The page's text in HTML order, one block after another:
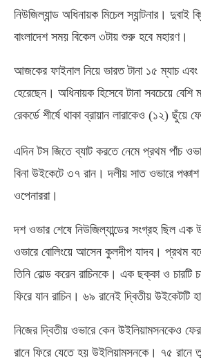
নিউজিল্যান্ড অধিনায়ক মিচেল স্যান্টনার। দুবাই
বাংলাদেশ সময় বিকেল ৩টায় শুরু হবে মহারণ।
আজকের ফাইনাল নিয়ে ভারত টানা ১৫ ম্যাচ
হেরেছেন। অধিনায়ক হিসেবে টানা সবচেয়ে বেশি
রেকর্ডে শীর্ষে থাকা ব্রায়ান লারাকেও (১২) ছুঁয়ে
এদিন টস জিতে ব্যাট করতে নেমে প্রথম পাঁচ
বিনা উইকেটে ৩৭ রান। দলীয় সাত ওভারে
ওপেনাররা।
দশ ওভার শেষে নিউজিল্যান্ডের সংগ্রহ ছিল
ওভারে বোলিংয়ে আসেন কুলদীপ যাদব। প্রথম
তিনি বোল্ড করেন রাচিনকে। এক ছক্কা ও চারটি
ফিরে যান রাচিন। ৬৯ রানেই দ্বিতীয় উইকেটটি
নিজের দ্বিতীয় ওভারে কেন উইলিয়ামসনকেও
রানে ফিরে যেতে হয় উইলিয়ামসনকে। ৭৫ রানে